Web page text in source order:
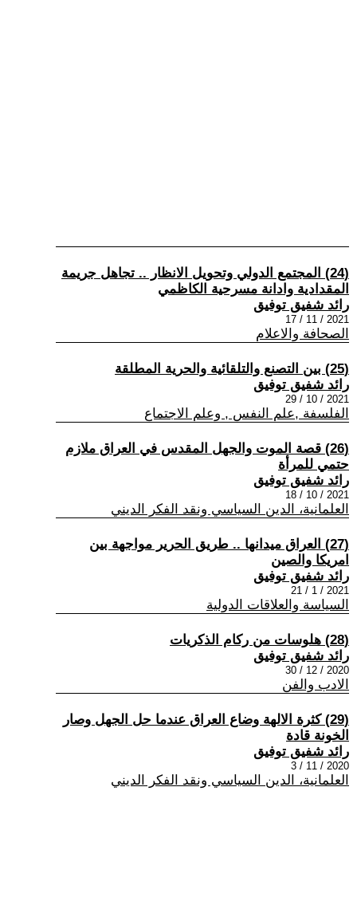
(24) المجتمع الدولي وتحويل الانظار .. تجاهل جريمة
المقدادية وادانة مسرحية الكاظمي
رائد شفيق توفيق
2021 / 11 / 17
الصحافة والاعلام
(25) بين التصنع والتلقائية والحرية المطلقة
رائد شفيق توفيق
2021 / 10 / 29
الفلسفة ,علم النفس , وعلم الاجتماع
(26) قصة الموت والجهل المقدس في العراق ملازم
حتمي للمرأة
رائد شفيق توفيق
2021 / 10 / 18
العلمانية، الدين السياسي ونقد الفكر الديني
(27) العراق ميدانها .. طريق الحرير مواجهة بين
امريكا والصين
رائد شفيق توفيق
2021 / 1 / 21
السياسة والعلاقات الدولية
(28) هلوسات من ركام الذكريات
رائد شفيق توفيق
2020 / 12 / 30
الادب والفن
(29) كثرة الالهة وضاع العراق عندما حل الجهل وصار
الخونة قادة
رائد شفيق توفيق
2020 / 11 / 3
العلمانية، الدين السياسي ونقد الفكر الديني